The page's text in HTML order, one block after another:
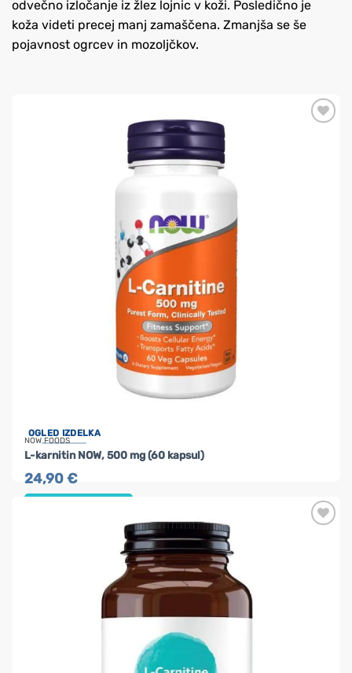
odvečno izločanje iz žlez lojnic v koži. Posledično je
koža videti precej manj zamaščena. Zmanjša se še
pojavnost ogrcev in mozoljčkov.
NOW FOODS
L-karnitin NOW, 500 mg (60 kapsul)
24,90€
OGLED IZDELKA